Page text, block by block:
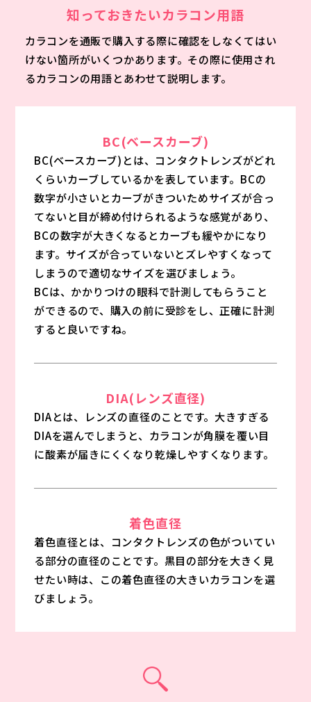
知っておきたいカラコン用語
カラコンを通販で購入する際に確認をしなくてはい
けない箇所がいくつかあります。その際に使用され
るカラコンの用語とあわせて説明します。
BC(ベースカーブ)
BC(ベースカーブ)とは、コンタクトレンズがどれ
くらいカーブしているかを表しています。BCの
数字が小さいとカーブがきついためサイズが合っ
てないと目が締め付けられるような感覚があり、
BCの数字が大きくなるとカーブも緩やかになり
ます。サイズが合っていないとズレやすくなって
しまうので適切なサイズを選びましょう。
BCは、かかりつけの眼科で計測してもらうこと
ができるので、購入の前に受診をし、正確に計測
すると良いですね。
DIA(レンズ直径)
DIAとは、レンズの直径のことです。大きすぎる
DIAを選んでしまうと、カラコンが角膜を覆い目
に酸素が届きにくくなり乾燥しやすくなります。
着色直径
着色直径とは、コンタクトレンズの色がついてい
る部分の直径のことです。黒目の部分を大きく見
せたい時は、この着色直径の大きいカラコンを選
びましょう。